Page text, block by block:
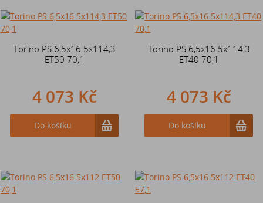
Torino PS 6,5x16 5x114,3
ET50 70,1
4 073 Kč
Do košíku
Torino PS 6,5x16 5x114,3
ET40 70,1
4 073 Kč
Do košíku